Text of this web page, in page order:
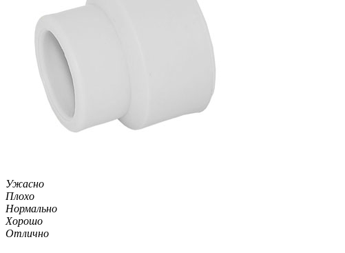
Ужасно
Плохо
Нормально
Хорошо
Отлично